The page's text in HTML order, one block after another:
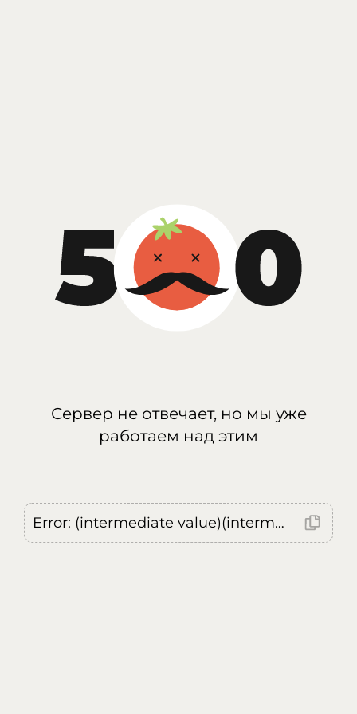
Сервер не отвечает, но мы уже
работаем над этим
Error: (intermediate value)(intermediate value)(intermediate value).replaceAll is not a function